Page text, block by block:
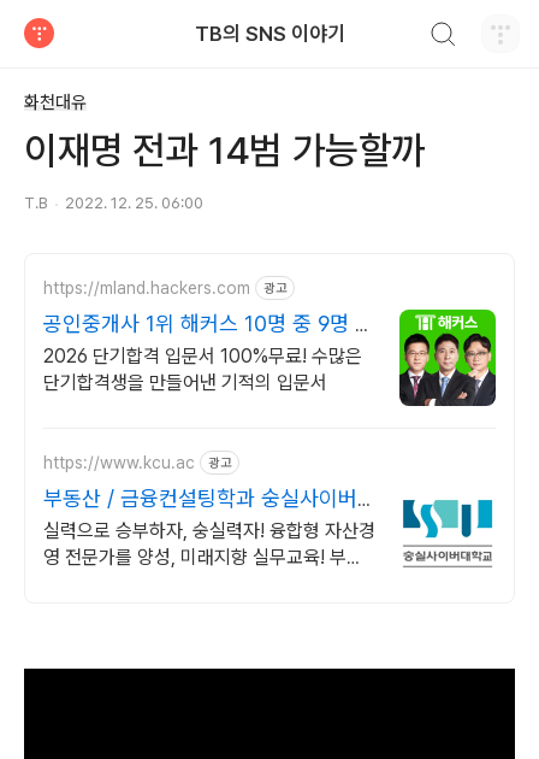
TB의 SNS 이야기
화천대유
이재명 전과 14범 가능할까
T.B 2022. 12. 25. 06:00
https://mland.hackers.com 광고
공인중개사 1위 해커스 10명 중 9명 1
년내 합격
2026 단기합격 입문서 100%무료! 수많은
단기합격생을 만들어낸 기적의 입문서
https://www.kcu.ac 광고
부동산 / 금융컨설팅학과 숭실사이버
대 신편입생 모집중
실력으로 승부하자, 숭실력자! 융합형 자산경
영 전문가를 양성, 미래지향 실무교육! 부동